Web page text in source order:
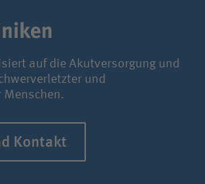
auf die Akutversorgung und
und
Menschen.
Kontakt